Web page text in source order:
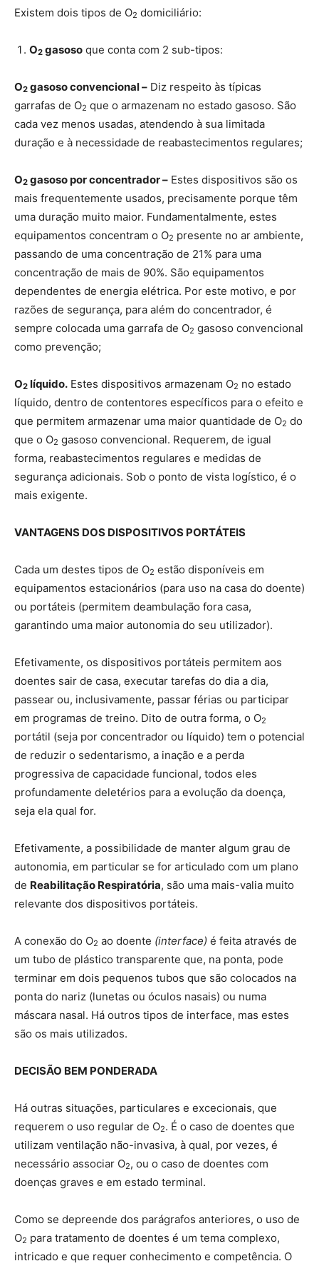
Existem dois tipos de O2 domiciliário:
O2 gasoso que conta com 2 sub-tipos:
O2 gasoso convencional – Diz respeito às típicas
garrafas de O2 que o armazenam no estado gasoso. São
cada vez menos usadas, atendendo à sua limitada
duração e à necessidade de reabastecimentos regulares;
O2 gasoso por concentrador – Estes dispositivos são os
mais frequentemente usados, precisamente porque têm
uma duração muito maior. Fundamentalmente, estes
equipamentos concentram o O2 presente no ar ambiente,
passando de uma concentração de 21% para uma
concentração de mais de 90%. São equipamentos
dependentes de energia elétrica. Por este motivo, e por
razões de segurança, para além do concentrador, é
sempre colocada uma garrafa de O2 gasoso convencional
como prevenção;
O2 líquido. Estes dispositivos armazenam O2 no estado
líquido, dentro de contentores específicos para o efeito e
que permitem armazenar uma maior quantidade de O2 do
que o O2 gasoso convencional. Requerem, de igual
forma, reabastecimentos regulares e medidas de
segurança adicionais. Sob o ponto de vista logístico, é o
mais exigente.
VANTAGENS DOS DISPOSITIVOS PORTÁTEIS
Cada um destes tipos de O2 estão disponíveis em
equipamentos estacionários (para uso na casa do doente)
ou portáteis (permitem deambulação fora casa,
garantindo uma maior autonomia do seu utilizador).
Efetivamente, os dispositivos portáteis permitem aos
doentes sair de casa, executar tarefas do dia a dia,
passear ou, inclusivamente, passar férias ou participar
em programas de treino. Dito de outra forma, o O2
portátil (seja por concentrador ou líquido) tem o potencial
de reduzir o sedentarismo, a inação e a perda
progressiva de capacidade funcional, todos eles
profundamente deletérios para a evolução da doença,
seja ela qual for.
Efetivamente, a possibilidade de manter algum grau de
autonomia, em particular se for articulado com um plano
de Reabilitação Respiratória, são uma mais-valia muito
relevante dos dispositivos portáteis.
A conexão do O2 ao doente (interface) é feita através de
um tubo de plástico transparente que, na ponta, pode
terminar em dois pequenos tubos que são colocados na
ponta do nariz (lunetas ou óculos nasais) ou numa
máscara nasal. Há outros tipos de interface, mas estes
são os mais utilizados.
DECISÃO BEM PONDERADA
Há outras situações, particulares e excecionais, que
requerem o uso regular de O2. É o caso de doentes que
utilizam ventilação não-invasiva, à qual, por vezes, é
necessário associar O2, ou o caso de doentes com
doenças graves e em estado terminal.
Como se depreende dos parágrafos anteriores, o uso de
O2 para tratamento de doentes é um tema complexo,
intricado e que requer conhecimento e competência. O